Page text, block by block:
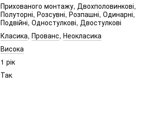
Прихованого монтажу, Двохполовинкові,
Полуторні, Розсувні, Розпашні, Одинарні,
Подвійні, Одностулкові, Двостулкові
Класика, Прованс, Неокласика
Висока
1 рік
Так